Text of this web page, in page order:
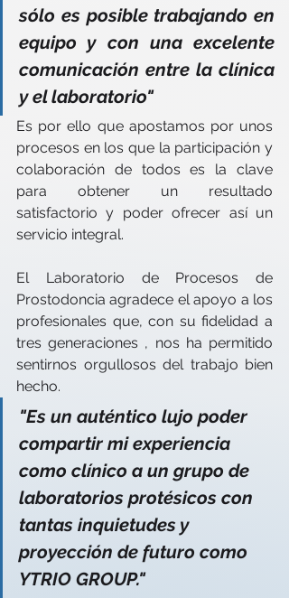
sólo es posible trabajando en
equipo y con una excelente
comunicación entre la clínica
y el laboratorio"
Es por ello que apostamos por unos
procesos en los que la participación y
colaboración de todos es la clave
para obtener un resultado
satisfactorio y poder ofrecer así un
servicio integral.
El Laboratorio de Procesos de
Prostodoncia agradece el apoyo a los
profesionales que, con su fidelidad a
tres generaciones , nos ha permitido
sentirnos orgullosos del trabajo bien
hecho.
"Es un auténtico lujo poder
compartir mi experiencia
como clínico a un grupo de
laboratorios protésicos con
tantas inquietudes y
proyección de futuro como
YTRIO GROUP."